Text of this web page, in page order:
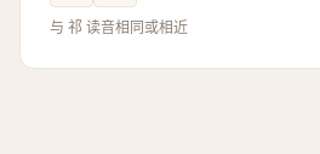
与 祁 读音相同或相近